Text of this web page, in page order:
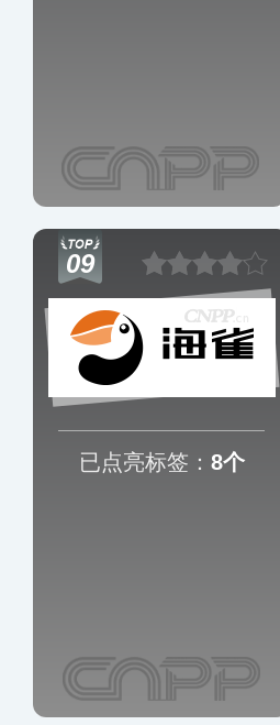
09
已点亮标签： 8个